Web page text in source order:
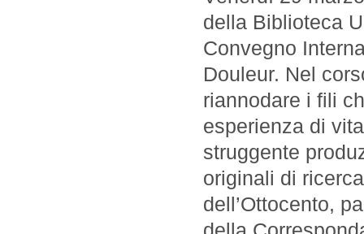
della Biblioteca
Convegno
Douleur. Nel
riannodare i fili
esperienza di
struggente
originali di
dell’Ottocento,